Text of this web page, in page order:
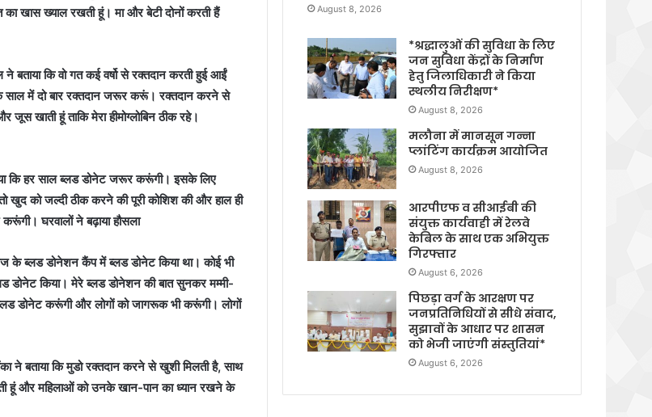
खास ख्याल रखती हूं। मा और बेटी दोनों करती हैं
ने बताया कि वो गत कई वर्षो से रक्तदान करती हुई आईं
साल में दो बार रक्तदान जरूर करूं। रक्तदान करने से
खाती हूं ताकि मेरा हीमोग्लोबिन ठीक रहे।
कि हर साल ब्लड डोनेट जरूर करूंगी। इसके लिए
खुद को जल्दी ठीक करने की पूरी कोशिश की और हाल ही
करूंगी। घरवालों ने बढ़ाया हौसला
के ब्लड डोनेशन कैंप में ब्लड डोनेट किया था। कोई भी
किया। मेरे ब्लड डोनेशन की बात सुनकर मम्मी-
डोनेट करूंगी और लोगों को जागरूक भी करूंगी। लोगों
ने बताया कि मुडो रक्तदान करने से खुशी मिलती है, साथ
हूं और महिलाओं को उनके खान-पान का ध्यान रखने के
August 8, 2026
*श्रद्धालुओं की सुविधा के लिए
जन सुविधा केंद्रों के निर्माण
हेतु जिलाधिकारी ने किया
स्थलीय निरीक्षण*
August 8, 2026
मलौना में मानसून गन्ना
प्लांटिंग कार्यक्रम आयोजित
August 8, 2026
आरपीएफ व सीआईबी की
संयुक्त कार्यवाही में रेलवे
केबिल के साथ एक अभियुक्त
गिरफ्तार
August 6, 2026
पिछड़ा वर्ग के आरक्षण पर
जनप्रतिनिधियों से सीधे संवाद,
सुझावों के आधार पर शासन
को भेजी जाएंगी संस्तुतियां*
August 6, 2026